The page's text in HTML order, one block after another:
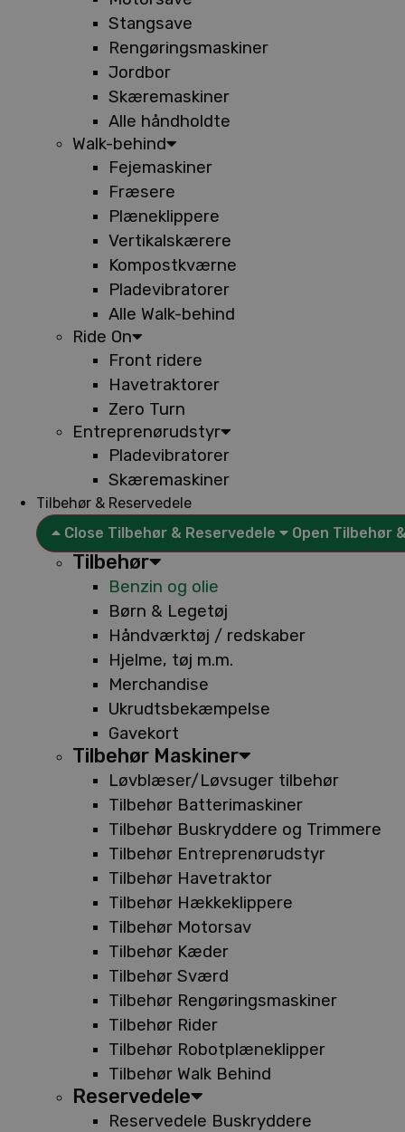
Stangsave
Rengøringsmaskiner
Jordbor
Skæremaskiner
Alle håndholdte
Walk-behind
Fejemaskiner
Fræsere
Plæneklippere
Vertikalskærere
Kompostkværne
Pladevibratorer
Alle Walk-behind
Ride On
Front ridere
Havetraktorer
Zero Turn
Entreprenørudstyr
Pladevibratorer
Skæremaskiner
Tilbehør & Reservedele
Close Tilbehør & Reservedele
Open Tilbehør
Tilbehør
Benzin og olie
Børn & Legetøj
Håndværktøj / redskaber
Hjelme, tøj m.m.
Merchandise
Ukrudtsbekæmpelse
Gavekort
Tilbehør Maskiner
Løvblæser/Løvsuger tilbehør
Tilbehør Batterimaskiner
Tilbehør Buskryddere og Trimmere
Tilbehør Entreprenørudstyr
Tilbehør Havetraktor
Tilbehør Hækkeklippere
Tilbehør Motorsav
Tilbehør Kæder
Tilbehør Sværd
Tilbehør Rengøringsmaskiner
Tilbehør Rider
Tilbehør Robotplæneklipper
Tilbehør Walk Behind
Reservedele
Reservedele Buskryddere